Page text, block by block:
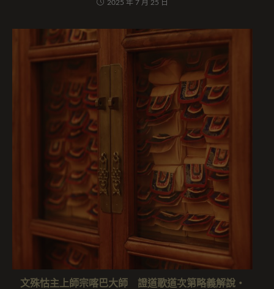
2025 年 7 月 25 日
文殊怙主上師宗喀巴大師 證道歌道次第略義解說‧